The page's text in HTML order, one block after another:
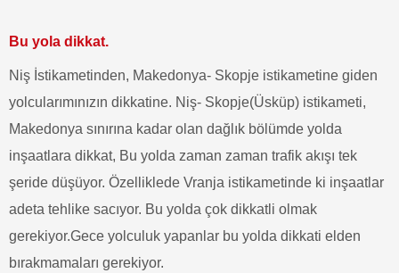
Bu yola dikkat.
Niş İstikametinden, Makedonya- Skopje istikametine giden
yolcularımınızın dikkatine. Niş- Skopje(Üsküp) istikameti,
Makedonya sınırına kadar olan dağlık bölümde yolda
inşaatlara dikkat, Bu yolda zaman zaman trafik akışı tek
şeride düşüyor. Özelliklede Vranja istikametinde ki inşaatlar
adeta tehlike sacıyor. Bu yolda çok dikkatli olmak
gerekiyor.Gece yolculuk yapanlar bu yolda dikkati elden
bırakmamaları gerekiyor.